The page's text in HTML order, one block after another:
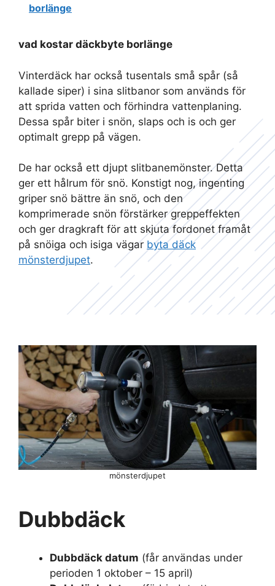
borlänge
vad kostar däckbyte borlänge
Vinterdäck har också tusentals små spår (så
kallade siper) i sina slitbanor som används för
att sprida vatten och förhindra vattenplaning.
Dessa spår biter i snön, slaps och is och ger
optimalt grepp på vägen.
De har också ett djupt slitbanemönster. Detta
ger ett hålrum för snö. Konstigt nog, ingenting
griper snö bättre än snö, och den
komprimerade snön förstärker greppeffekten
och ger dragkraft för att skjuta fordonet framåt
på snöiga och isiga vägar byta däck
mönsterdjupet.
mönsterdjupet
Dubbdäck
Dubbdäck datum (får användas under
perioden 1 oktober – 15 april)